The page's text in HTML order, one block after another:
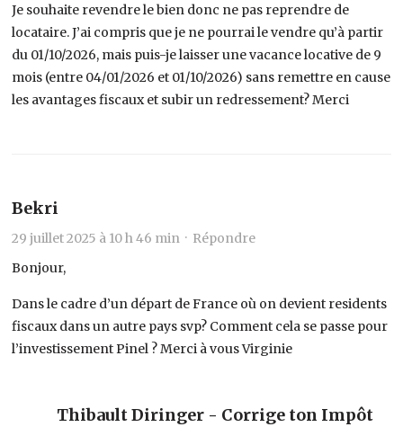
Je souhaite revendre le bien donc ne pas reprendre de
locataire. J’ai compris que je ne pourrai le vendre qu’à partir
du 01/10/2026, mais puis-je laisser une vacance locative de 9
mois (entre 04/01/2026 et 01/10/2026) sans remettre en cause
les avantages fiscaux et subir un redressement? Merci
Bekri
29 juillet 2025 à 10 h 46 min · Répondre
Bonjour,
Dans le cadre d’un départ de France où on devient residents
fiscaux dans un autre pays svp? Comment cela se passe pour
l’investissement Pinel ? Merci à vous Virginie
Thibault Diringer - Corrige ton Impôt